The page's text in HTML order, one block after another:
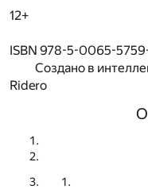
12+
ISBN 978-5-0065-
Создано в
Ridero